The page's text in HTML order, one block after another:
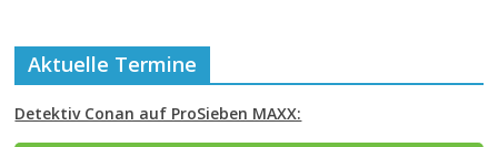
Aktuelle Termine
Detektiv Conan auf ProSieben MAXX: